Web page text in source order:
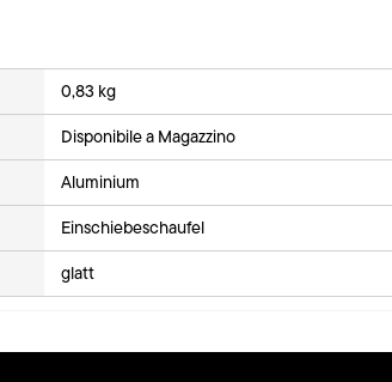
0,83 kg
Disponibile a Magazzino
Aluminium
Einschiebeschaufel
glatt